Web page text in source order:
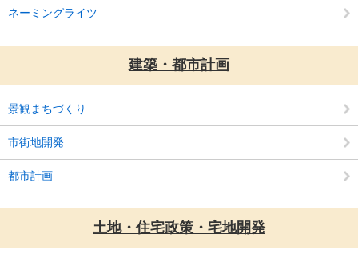
ネーミングライツ
建築・都市計画
景観まちづくり
市街地開発
都市計画
土地・住宅政策・宅地開発